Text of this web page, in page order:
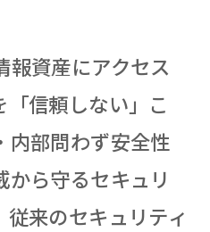
報資産にアクセス
「信頼しない」こ
内部問わず安全性
から守るセキュリ
来のセキュリティ